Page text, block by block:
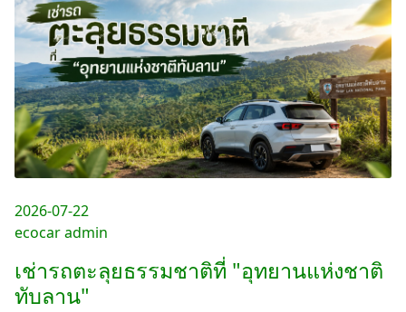
2026-07-22
ecocar admin
เช่ารถตะลุยธรรมชาติที่ "อุทยานแห่งชาติ
ทับลาน"